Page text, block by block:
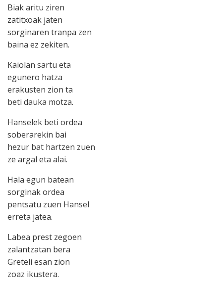
Biak aritu ziren
zatitxoak jaten
sorginaren tranpa zen
baina ez zekiten.
Kaiolan sartu eta
egunero hatza
erakusten zion ta
beti dauka motza.
Hanselek beti ordea
soberarekin bai
hezur bat hartzen zuen
ze argal eta alai.
Hala egun batean
sorginak ordea
pentsatu zuen Hansel
erreta jatea.
Labea prest zegoen
zalantzatan bera
Greteli esan zion
zoaz ikustera.